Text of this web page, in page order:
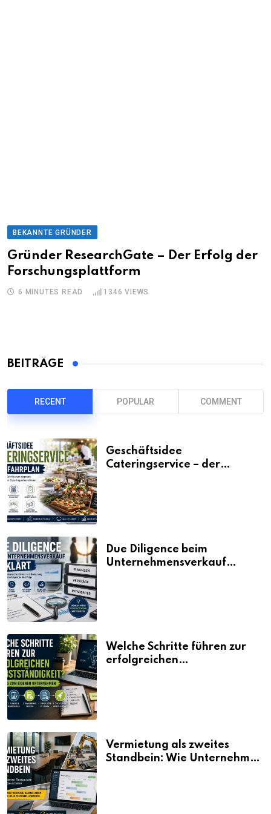
BEKANNTE GRÜNDER
Gründer ResearchGate – Der Erfolg der
Forschungsplattform
6 MINUTES READ 1346 VIEWS
BEITRÄGE
RECENT POPULAR COMMENT
Geschäftsidee
Cateringservice – der
Due Diligence beim
Unternehmensverkauf
Welche Schritte führen zur
erfolgreichen
Vermietung als zweites
Standbein: Wie Unternehmen